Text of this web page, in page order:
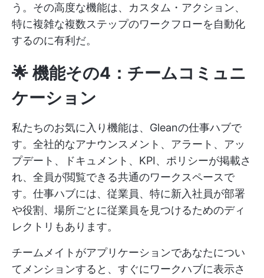
う。その高度な機能は、カスタム・アクション、
特に複雑な複数ステップのワークフローを自動化
するのに有利だ。
🌟 機能その4：チームコミュニ
ケーション
私たちのお気に入り機能は、Gleanの仕事ハブで
す。全社的なアナウンスメント、アラート、アッ
プデート、ドキュメント、KPI、ポリシーが掲載さ
れ、全員が閲覧できる共通のワークスペースで
す。仕事ハブには、従業員、特に新入社員が部署
や役割、場所ごとに従業員を見つけるためのディ
レクトリもあります。
チームメイトがアプリケーションであなたについ
てメンションすると、すぐにワークハブに表示さ